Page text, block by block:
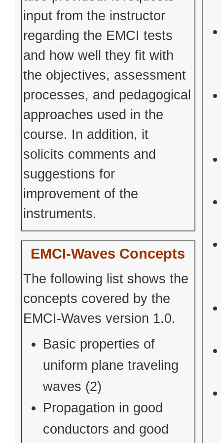
input from the instructor
regarding the EMCI tests
and how well they fit with
the objectives, assessment
processes, and pedagogical
approaches used in the
course. In addition, it
solicits comments and
suggestions for
improvement of the
instruments.
EMCI-Waves Concepts
The following list shows the
concepts covered by the
EMCI-Waves version 1.0.
Basic properties of
uniform plane traveling
waves (2)
Propagation in good
conductors and good